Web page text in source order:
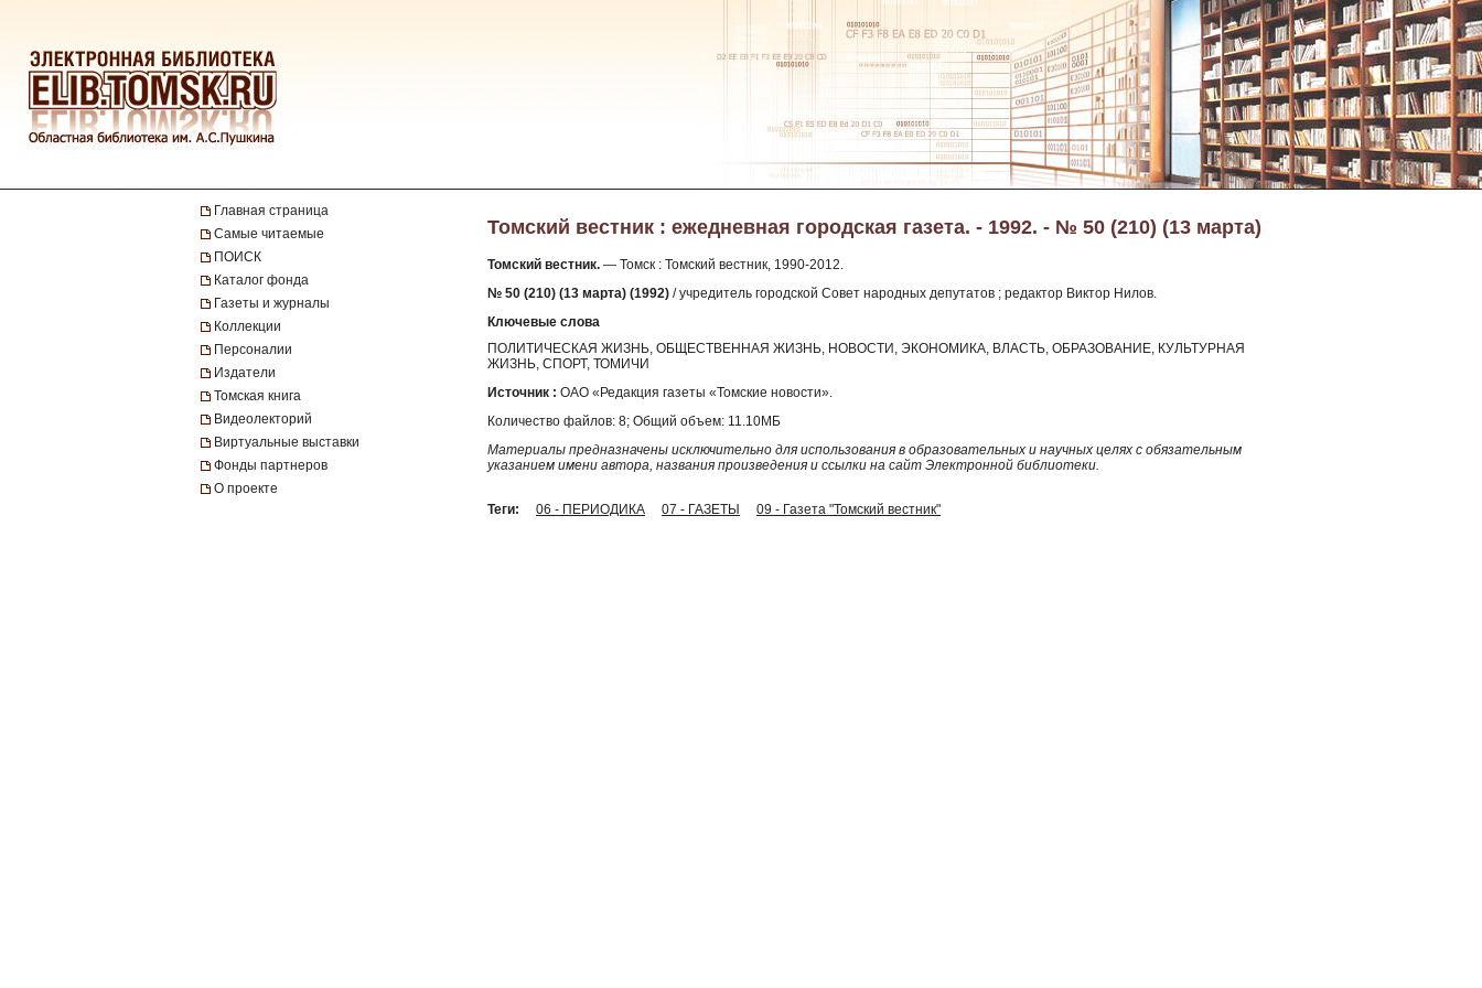
Главная страница
Самые читаемые
ПОИСК
Каталог фонда
Газеты и журналы
Коллекции
Персоналии
Издатели
Томская книга
Видеолекторий
Виртуальные выставки
Фонды партнеров
О проекте
Томский вестник : ежедневная городская газета. - 1992. - № 50 (210) (13 марта)
Томский вестник. — Томск : Томский вестник, 1990-2012.
№ 50 (210) (13 марта) (1992) / учредитель городской Совет народных депутатов ; редактор Виктор Нилов.
Ключевые слова
ПОЛИТИЧЕСКАЯ ЖИЗНЬ, ОБЩЕСТВЕННАЯ ЖИЗНЬ, НОВОСТИ, ЭКОНОМИКА, ВЛАСТЬ, ОБРАЗОВАНИЕ, КУЛЬТУРНАЯ
ЖИЗНЬ, СПОРТ, ТОМИЧИ
Источник : ОАО «Редакция газеты «Томские новости».
Количество файлов: 8; Общий объем: 11.10МБ
Материалы предназначены исключительно для использования в образовательных и научных целях с обязательным
указанием имени автора, названия произведения и ссылки на сайт Электронной библиотеки.
Теги: 06 - ПЕРИОДИКА 07 - ГАЗЕТЫ 09 - Газета "Томский вестник"